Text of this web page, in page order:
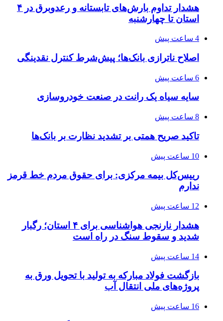
هشدار تداوم بارش‌های تابستانه و رعدوبرق در ۴
استان تا چهارشنبه
4 ساعت پیش
اصلاح ناترازی بانک‌ها؛ پیش‌شرط کنترل نقدینگی
6 ساعت پیش
سایه سیاه یک رانت در صنعت خودروسازی
8 ساعت پیش
تاکید صریح همتی بر تشدید نظارت بر بانک‌ها
10 ساعت پیش
رییس‌کل بیمه مرکزی: برای حقوق مردم خط قرمز
ندارم
12 ساعت پیش
هشدار نارنجی هواشناسی برای ۴ استان؛ رگبار
شدید و سقوط سنگ در راه است
14 ساعت پیش
بازگشت فولاد مبارکه به تولید با تحویل ورق به
پروژه‌های ملی انتقال آب
16 ساعت پیش